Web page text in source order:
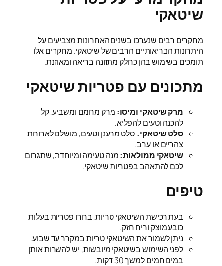
שיטאקי
מחקרים רבים שנערכו בשנים האחרונות מצביעים על
היתרונות הבריאותיים הרבים של שיטאקי. מחקרים אלו
תומכים בשימוש בהן כחלק מתזונה בריאה ומאוזנת.
מתכונים עם פטריות שיטאקי
מרק שיטאקי ומיסו: מרק מחמם ומשביע, קל
להכנה וטעים להפליא.
סלט שיטאקי: סלט מרענן וטעים, מושלם לארוחת
צהריים או ערב.
שיטאקי ממולאות:מנה טעימה ומיוחדת, שתגרום
לכם להתאהב בפטריות שיטאקי.
טיפים
בעת רכישת השיטאקי טריות, בחרו פטריות בעלות
כובע מוצק וריח חזק.
ניתן לשמור את השיטאקי טריות במקרר עד שבוע.
לפני השימוש בשיטאקי מיובשות, יש להשרות אותן
במים חמים למשך 30 דקות.